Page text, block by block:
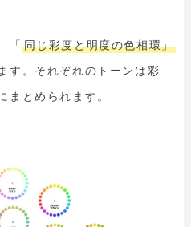
「 同じ彩度と明度の色相環」
す。それぞれのトーンは彩
まとめられます。